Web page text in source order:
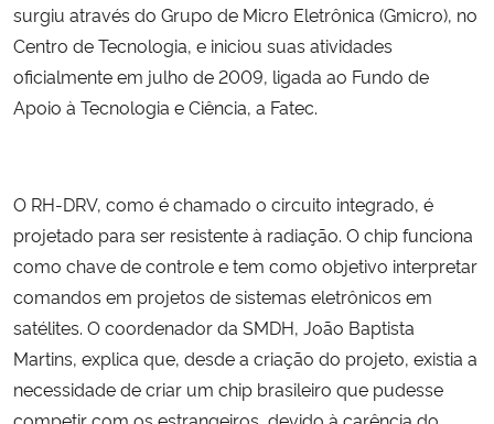
Ministério do Desenvolvimento Regional
Controladoria-Geral da União
Secretaria-Geral
Secretaria de Governo
Gabinete de Segurança Institucional
Advocacia-Geral da União
surgiu através do Grupo de Micro Eletrônica (Gmicro), no
Centro de Tecnologia, e iniciou suas atividades
oficialmente em julho de 2009, ligada ao Fundo de
Apoio à Tecnologia e Ciência, a Fatec.
O RH-DRV, como é chamado o circuito integrado, é
projetado para ser resistente à radiação. O chip funciona
como chave de controle e tem como objetivo interpretar
comandos em projetos de sistemas eletrônicos em
satélites. O coordenador da SMDH, João Baptista
Martins, explica que, desde a criação do projeto, existia a
necessidade de criar um chip brasileiro que pudesse
competir com os estrangeiros, devido à carência do